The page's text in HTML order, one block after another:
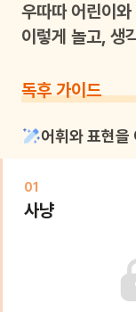
우따따어린이와
이렇게 놀고, 생
독후 가이드
어휘와 표현을
01
사냥